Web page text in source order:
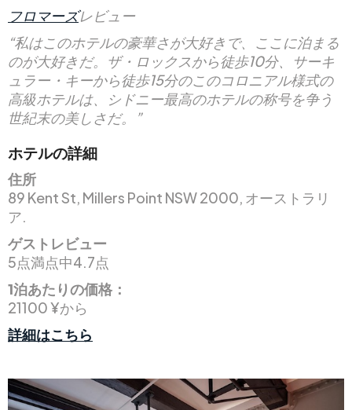
フロマーズレビュー
“私はこのホテルの豪華さが大好きで、ここに泊まる
のが大好きだ。ザ・ロックスから徒歩10分、サーキ
ュラー・キーから徒歩15分のこのコロニアル様式の
高級ホテルは、シドニー最高のホテルの称号を争う
世紀末の美しさだ。”
ホテルの詳細
住所
89 Kent St, Millers Point NSW 2000, オーストラリ
ア.
ゲストレビュー
5点満点中4.7点
1泊あたりの価格：
21100 ¥から
詳細はこちら